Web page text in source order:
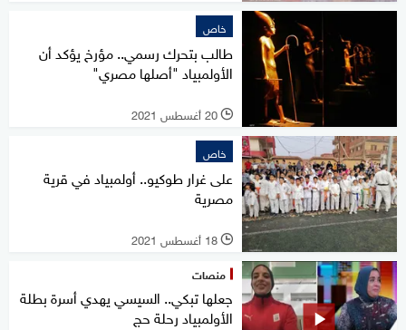
خاص
طالب بتحرك رسمي.. مؤرخ يؤكد أن
الأولمبياد "أصلها مصري"
l 20 أغسطس 2021
خاص
على غرار طوكيو.. أولمبياد في قرية
مصرية
l 18 أغسطس 2021
منصات
جعلها تبكي.. السيسي يهدي أسرة بطلة
الأولمبياد رحلة حج